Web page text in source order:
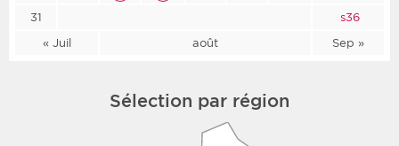
« Juil août Sep »
31
s36
Sélection par région